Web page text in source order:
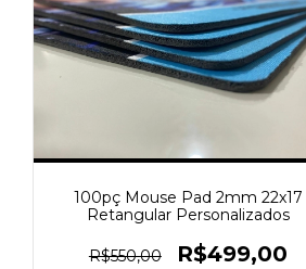
100pç Mouse Pad 2mm 22x17
Retangular Personalizados
R$550,00 R$499,00